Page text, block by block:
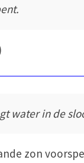
water in de
zon